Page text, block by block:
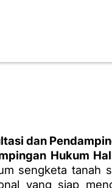
dan
Hukum
sengketa tanah
yang siap